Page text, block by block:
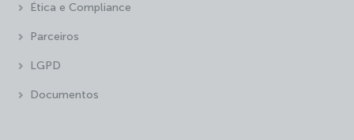
Ética e Compliance
Parceiros
LGPD
Documentos